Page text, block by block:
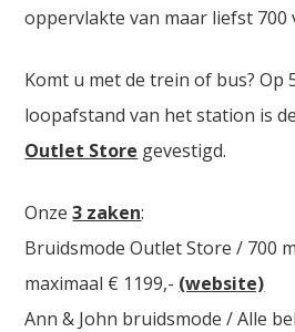
oppervlakte van maar liefst 700
Komt u met de trein of bus? Op
loopafstand van het station is de
Outlet Store gevestigd.
Onze3 zaken:
Bruidsmode Outlet Store / 700
maximaal € 1199,- (website)
Ann & John bruidsmode / Alle